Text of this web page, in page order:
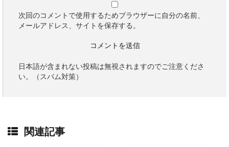
次回のコメントで使用するためブラウザーに自分の名前、
メールアドレス、サイトを保存する。
日本語が含まれない投稿は無視されますのでご注意くださ
い。（スパム対策）
関連記事